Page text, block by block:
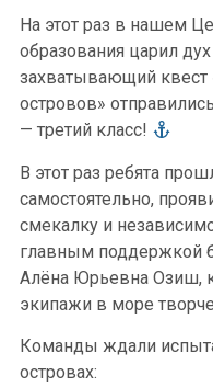
На этот раз в нашем
образования царил
захватывающий квест
островов»
— третий класс!
В этот раз ребята
самостоятельно,
смекалку и
главным поддержкой
Алёна Юрьевна Озиш,
экипажи в море
Команды ждали
островах: